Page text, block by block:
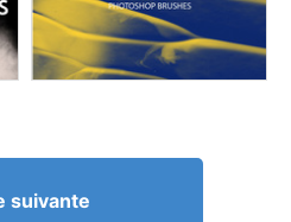
suivante